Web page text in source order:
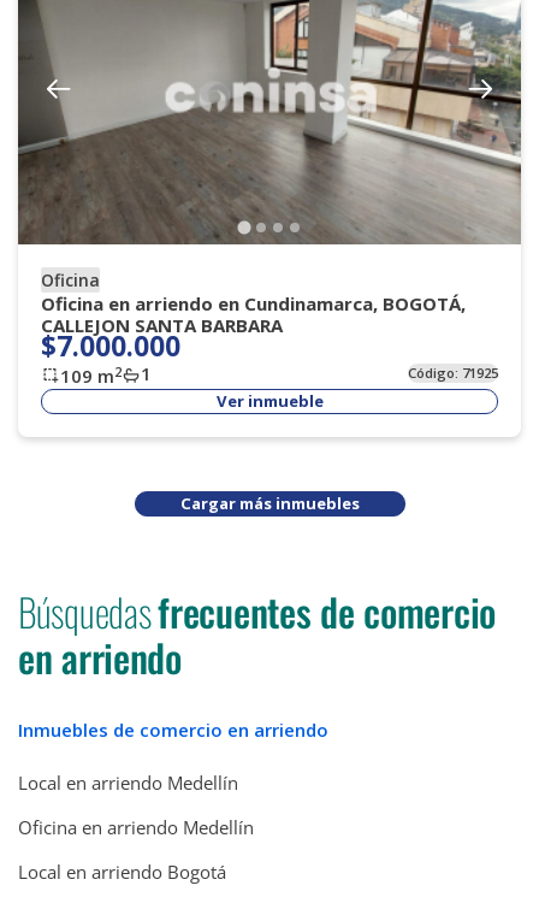
Oficina
Oficina en arriendo en Cundinamarca, BOGOTÁ,
CALLEJON SANTA BARBARA
$7.000.000
109 m2 1 Código: 71925
Ver inmueble
Cargar más inmuebles
Búsquedasfrecuentes de comercio
en arriendo
Inmuebles de comercio en arriendo
Local en arriendo Medellín
Oficina en arriendo Medellín
Local en arriendo Bogotá